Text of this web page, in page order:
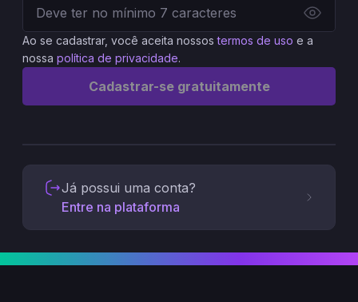
Ao se cadastrar, você aceita nossos termos de uso e a
nossa política de privacidade.
Cadastrar-se gratuitamente
Já possui uma conta?
Entre na plataforma